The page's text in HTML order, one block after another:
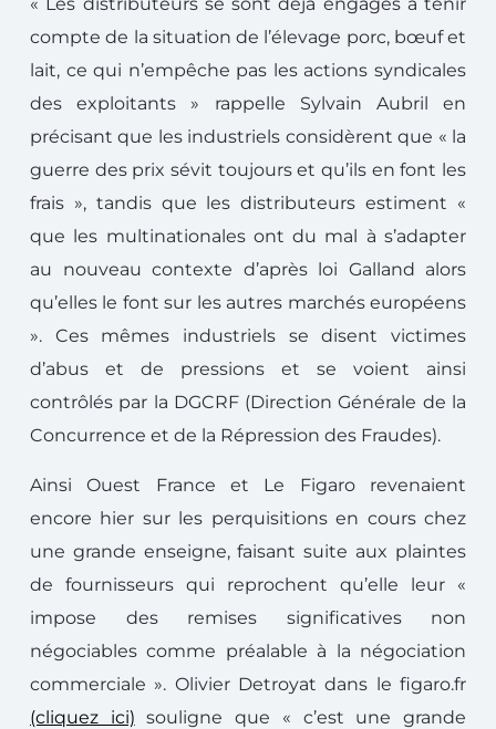
compte de la situation de l’élevage porc, bœuf et
lait, ce qui n’empêche pas les actions syndicales
des exploitants » rappelle Sylvain Aubril en
précisant que les industriels considèrent que « la
guerre des prix sévit toujours et qu’ils en font les
frais », tandis que les distributeurs estiment «
que les multinationales ont du mal à s’adapter
au nouveau contexte d’après loi Galland alors
qu’elles le font sur les autres marchés européens
». Ces mêmes industriels se disent victimes
d’abus et de pressions et se voient ainsi
contrôlés par la DGCRF (Direction Générale de la
Concurrence et de la Répression des Fraudes).
Ainsi Ouest France et Le Figaro revenaient
encore hier sur les perquisitions en cours chez
une grande enseigne, faisant suite aux plaintes
de fournisseurs qui reprochent qu’elle leur «
impose des remises significatives non
négociables comme préalable à la négociation
commerciale ». Olivier Detroyat dans le figaro.fr
(cliquez ici) souligne que « c’est une grande